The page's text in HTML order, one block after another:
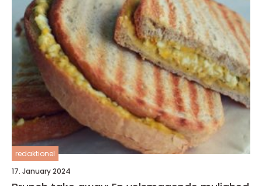
redaktionel
17. January 2024